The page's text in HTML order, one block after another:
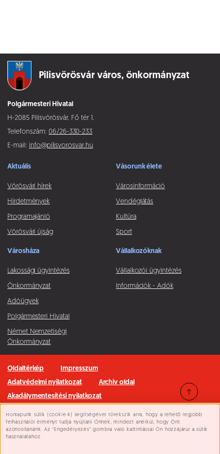
Süti beállítások
Honlapunk sütik (cookie-k) segítségével törekszik arra, hogy a lehető legjobb
felhasználói élményt tudja nyújtani Önnek, mindezt anélkül, hogy Önt
azonosítanánk. Az “Engedélyezés” gombra való kattintással Ön hozzájárul a sütik
használatához.
Pilisvörösvár város, önkormányzat
Polgármesteri Hivatal
H-2085 Pilisvörösvár, Fő tér 1.
Telefonszám: 06/26-330-233
E-mail: info@pilisvorosvar.hu
Aktuális
Vörösvári hírek
Hírdetmények
Programajánló
Vörösvári újság
Vásorunk élete
Városinformáció
Vendéglátás
Kultúra
Sport
Városháza
Lakossági ügyintézés
Önkormányzat
Adóügyek
Polgármesteri Hivatal
Német Nemzetiségi
Önkormányzat
Vállalkozóknak
Vállalkozói ügyintézés
Információk - Adók
Oldaltérkép
Impresszum
Adatvédelmi nyilatkozat
Archív oldal
Akadálymentesítési nyilatkozat
Minden jog fenntartva © 2026 Pilisvörösvár Város